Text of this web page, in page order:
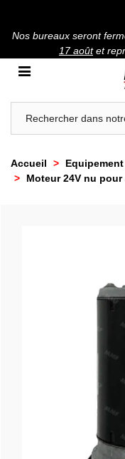
Nos bureaux seront
17 aoûtet
Accueil >
>
Moteur 24V nu